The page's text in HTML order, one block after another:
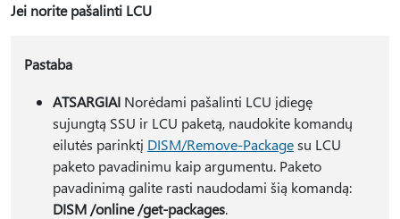
Jei norite pašalinti LCU
Pastaba
ATSARGIAINorėdami pašalinti LCU įdiegę
sujungtą SSU ir LCU paketą, naudokite komandų
eilutės parinktį DISM/Remove-Packagesu LCU
paketo pavadinimu kaip argumentu. Paketo
pavadinimą galite rasti naudodami šią komandą:
DISM /online /get-packages.